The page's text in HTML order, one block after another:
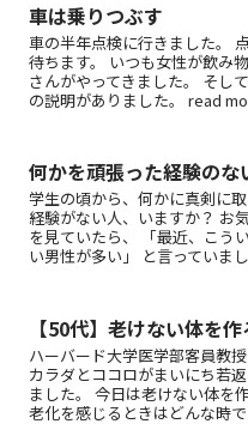
車は乗りつぶす
車の半年点検に行きました。
待ちます。 いつも女性が飲み
さんがやってきました。 そし
の説明がありました。 read
何かを頑張った経験のな
学生の頃から、何かに真剣に
経験がない人、いますか？ お
を見ていたら、 「最近、こう
い男性が多い」 と言っていま
【50代】老けない体を作
ハーバード大学医学部客員教
カラダとココロがまいにち若
ました。 今日は老けない体を
老化を感じるときはどんな時